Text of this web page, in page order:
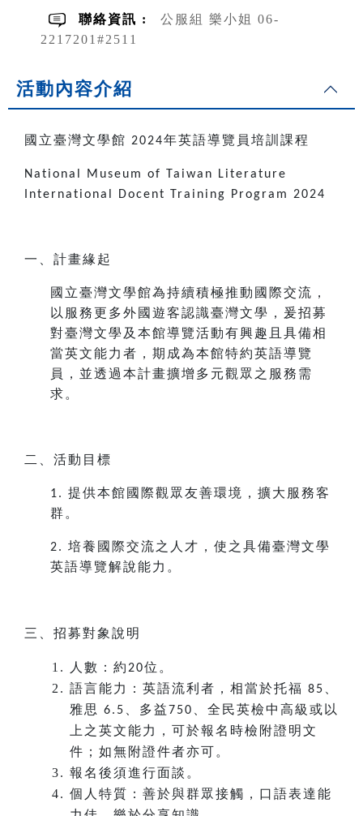
聯絡資訊 :
公服組 樂小姐 06-
2217201#2511
活動內容介紹
國立臺灣文學館 2024年英語導覽員培訓課程
National Museum of Taiwan Literature
International Docent Training Program 2024
一、計畫緣起
國立臺灣文學館為持續積極推動國際交流，
以服務更多外國遊客認識臺灣文學，爰招募
對臺灣文學及本館導覽活動有興趣且具備相
當英文能力者，期成為本館特約英語導覽
員，並透過本計畫擴增多元觀眾之服務需
求。
二、活動目標
1. 提供本館國際觀眾友善環境，擴大服務客
群。
2. 培養國際交流之人才，使之具備臺灣文學
英語導覽解說能力。
三、招募對象說明
人數：約20位。
語言能力：英語流利者，相當於托福 85
雅思 6.5 、多益 750
、全民英檢中高級或以
上之英文能力，可於報名時檢附證明文
件；如無附證件者亦可。
報名後須進行面談。
個人特質：善於與群眾接觸，口語表達能